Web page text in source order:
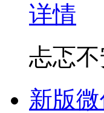
详情
忐忑
新版